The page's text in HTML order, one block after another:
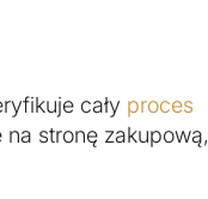
cały proces
na stronę zakupową,